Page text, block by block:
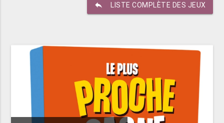
reply LISTE COMPLÈTE DES JEUX